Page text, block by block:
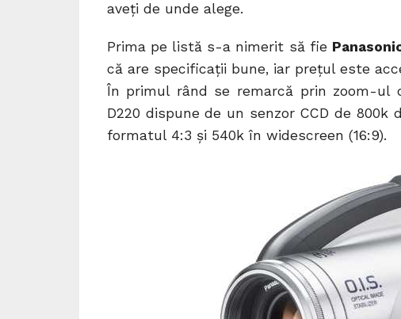
aveţi de unde alege.
Prima pe listă s-a nimerit să fie
că are specificaţii bune, iar preţul este
În primul rând se remarcă prin zoom-ul
D220 dispune de un senzor CCD de
formatul 4:3 şi 540k în widescreen (16:9).